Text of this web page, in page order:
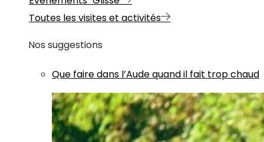
Toutes les visites et activités
Nos suggestions
Que faire dans l’Aude quand il fait trop chaud